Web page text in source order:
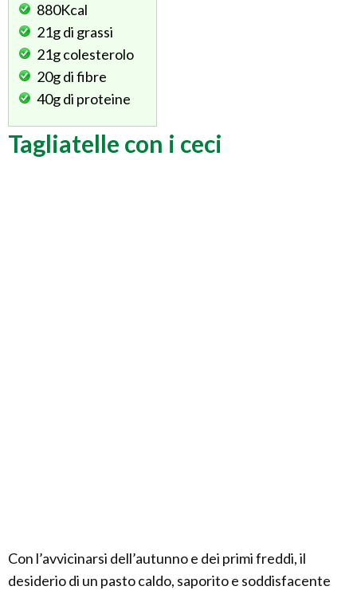
880Kcal
21gdi grassi
21gcolesterolo
20gdi fibre
40gdi proteine
Tagliatelle con i ceci
Con l’avvicinarsi dell’autunno e dei primi freddi, il
desiderio di un pasto caldo, saporito e soddisfacente